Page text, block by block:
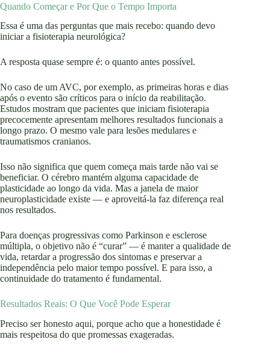
Quando Começar e Por Que o Tempo Importa
Essa é uma das perguntas que mais recebo: quando devo
iniciar a fisioterapia neurológica?
A resposta quase sempre é: o quanto antes possível.
No caso de um AVC, por exemplo, as primeiras horas e dias
após o evento são críticos para o início da reabilitação.
Estudos mostram que pacientes que iniciam fisioterapia
precocemente apresentam melhores resultados funcionais a
longo prazo. O mesmo vale para lesões medulares e
traumatismos cranianos.
Isso não significa que quem começa mais tarde não vai se
beneficiar. O cérebro mantém alguma capacidade de
plasticidade ao longo da vida. Mas a janela de maior
neuroplasticidade existe — e aproveitá-la faz diferença real
nos resultados.
Para doenças progressivas como Parkinson e esclerose
múltipla, o objetivo não é “curar” — é manter a qualidade de
vida, retardar a progressão dos sintomas e preservar a
independência pelo maior tempo possível. E para isso, a
continuidade do tratamento é fundamental.
Resultados Reais: O Que Você Pode Esperar
Preciso ser honesto aqui, porque acho que a honestidade é
mais respeitosa do que promessas exageradas.